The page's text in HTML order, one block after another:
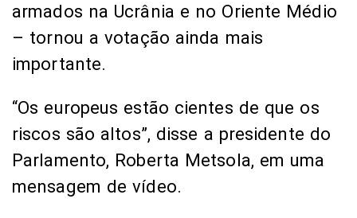
armados na Ucrânia e no Oriente Médio
– tornou a votação ainda mais
importante.
“Os europeus estão cientes de que os
riscos são altos”, disse a presidente do
Parlamento, Roberta Metsola, em uma
mensagem de vídeo.